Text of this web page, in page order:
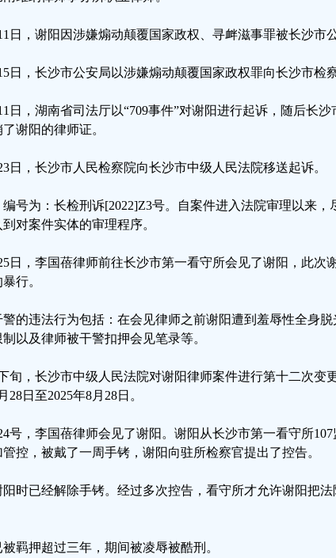
日，谢阳因涉嫌煽动颠覆国家政权、寻衅滋事罪被长沙市
日，长沙市公安局以涉嫌煽动颠覆国家政权罪向长沙市检
日，湖南省司法厅以“709事件”对谢阳进行起诉，随后长
谢阳的律师证。
日，长沙市人民检察院向长沙市中级人民法院移送起诉。
编号为：长检刑诉[2022]Z3号。自案件进入法院审理以来
对案件实体的审理程序。
日，李国蓓律师前往长沙市第一看守所会见了谢阳，此次
行。
的违法行为包括：在会见律师之前谢阳遭到羞辱性全身
以及律师被干警扣押会见笔录等。
旬，长沙市中级人民法院对谢阳律师案件进行第十二次变
28日至2025年8月28日。
号，李国蓓律师会见了谢阳。谢阳从长沙市第一看守所107
控，被戴了一周手铐，谢阳向驻所检察官提出了控告。
时已经解除手铐。经过多次控告，看守所才允许谢阳把
羁押超过三年，期间被凌辱被酷刑。